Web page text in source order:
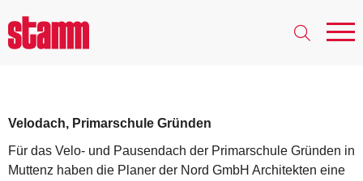
Muttenz - Velodach
Velodach, Primarschule Gründen
Für das Velo- und Pausendach der Primarschule Gründen in
Muttenz haben die Planer der Nord GmbH Architekten eine